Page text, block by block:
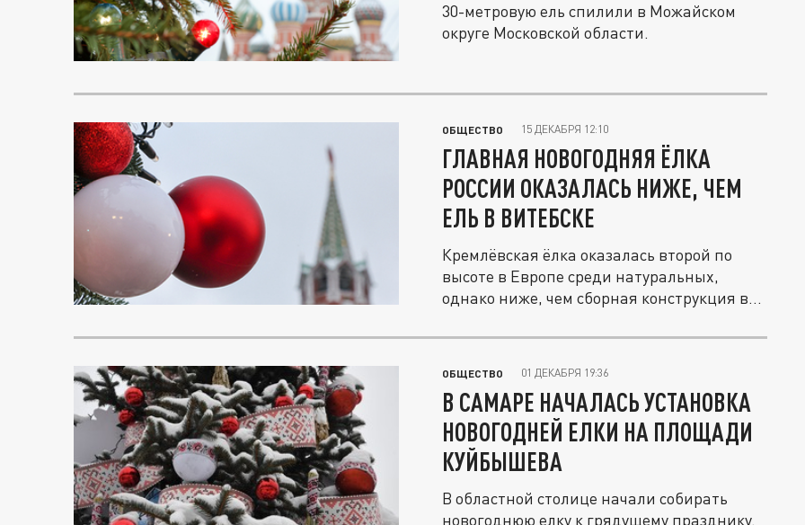
30-метровую ель спилили в Можайском
округе Московской области.
ОБЩЕСТВО 15 ДЕКАБРЯ 12:10
ГЛАВНАЯ НОВОГОДНЯЯ ЁЛКА
РОССИИ ОКАЗАЛАСЬ НИЖЕ, ЧЕМ
ЕЛЬ В ВИТЕБСКЕ
Кремлёвская ёлка оказалась второй по
высоте в Европе среди натуральных,
однако ниже, чем сборная конструкция в...
ОБЩЕСТВО 01 ДЕКАБРЯ 19:36
В САМАРЕ НАЧАЛАСЬ УСТАНОВКА
НОВОГОДНЕЙ ЕЛКИ НА ПЛОЩАДИ
КУЙБЫШЕВА
В областной столице начали собирать
новогоднюю елку к грядущему празднику.